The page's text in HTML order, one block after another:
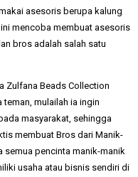
asesoris berupa kalung
mencoba membuat asesoris
bros adalah salah satu
Zulfana Beads Collection
mulailah ia ingin
masyarakat, sehingga
membuat Bros dari Manik-
pencinta manik-manik
usaha atau bisnis sendiri di